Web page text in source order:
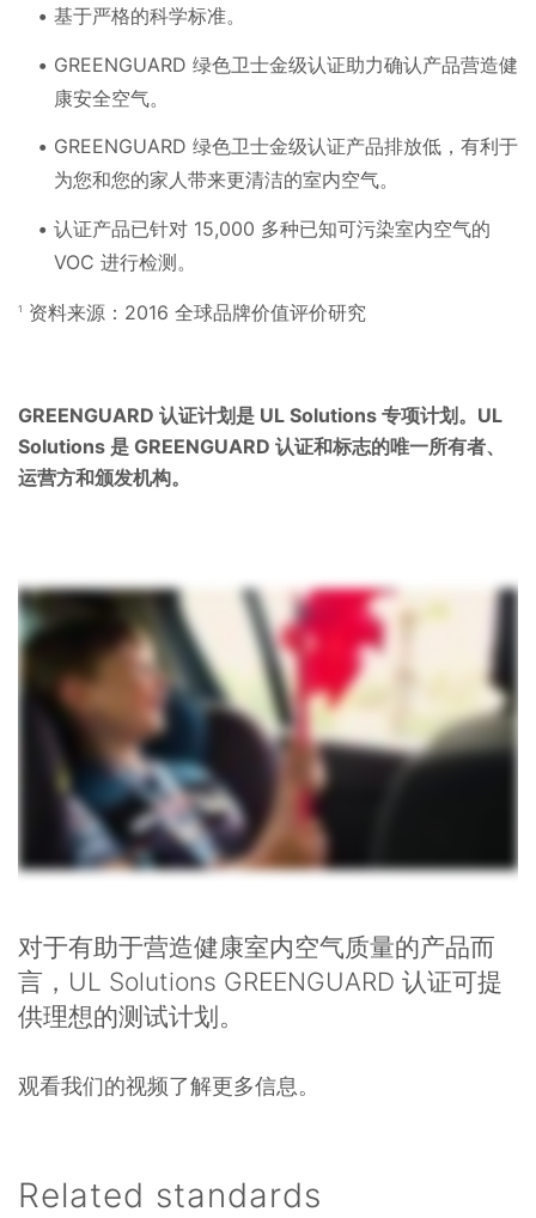
基于严格的科学标准。
GREENGUARD 绿色卫士金级认证助力确认产品营造健
康安全空气。
GREENGUARD 绿色卫士金级认证产品排放低，有利于
为您和您的家人带来更清洁的室内空气。
认证产品已针对 15,000 多种已知可污染室内空气的
VOC 进行检测。
1 资料来源：2016 全球品牌价值评价研究
GREENGUARD 认证计划是 UL Solutions 专项计划。UL
Solutions 是 GREENGUARD 认证和标志的唯一所有者、
运营方和颁发机构。
对于有助于营造健康室内空气质量的产品而
言，UL Solutions GREENGUARD 认证可提
供理想的测试计划。
观看我们的视频了解更多信息。
Related standards